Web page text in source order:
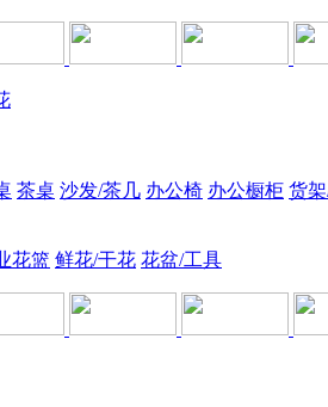
茶桌 沙发/茶几 办公椅 办公橱柜 货
花篮 鲜花/干花 花盆/工具